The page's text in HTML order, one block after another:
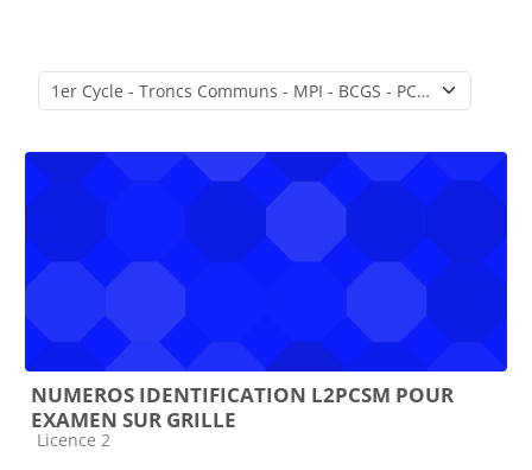
Catégories de cours
NUMEROS IDENTIFICATION L2PCSM POUR
EXAMEN SUR GRILLE
Catégorie de cours
Licence 2